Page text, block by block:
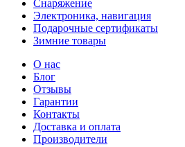
Снаряжение
Электроника, навигация
Подарочные сертификаты
Зимние товары
О нас
Блог
Отзывы
Гарантии
Контакты
Доставка и оплата
Производители